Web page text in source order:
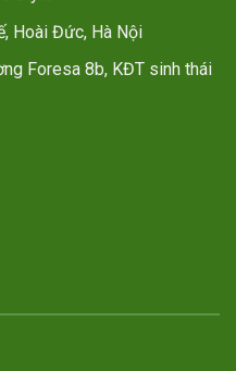
Hoài Đức, Hà Nội
Foresa 8b, KĐT sinh thái